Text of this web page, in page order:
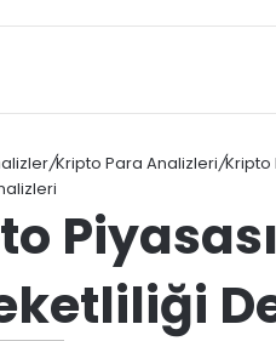
/Kripto Para Analizleri/Kripto